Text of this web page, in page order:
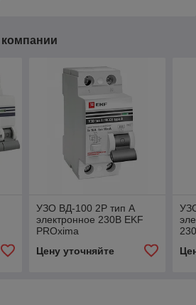
УЗО ВД-100 2P тип А
электронное 230B EKF
PROxima
Цену уточняйте